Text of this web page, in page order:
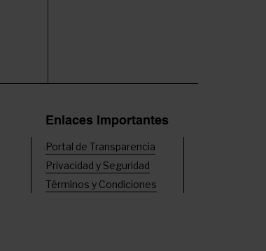
Enlaces Importantes
Portal de Transparencia
Privacidad y Seguridad
Términos y Condiciones